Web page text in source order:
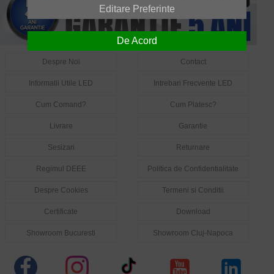
Despre Noi Contact
Informatii Utile LED Intrebari Frecvente LED
Cum Comand? Cum Platesc?
Livrare Garantie
Sesizari Returnare
Regimul DEEE Politica de Confidentialitate
Despre Cookies Termeni si Conditii
Certificate Download
Showroom Bucuresti Showroom Cluj-Napoca
Editare Preferinte
De Acord